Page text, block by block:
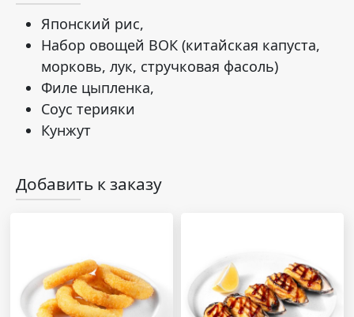
Японский рис,
Набор овощей ВОК (китайская капуста,
морковь, лук, стручковая фасоль)
Филе цыпленка,
Соус терияки
Кунжут
Добавить к заказу